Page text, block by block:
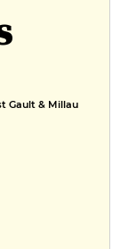
Gault & Millau